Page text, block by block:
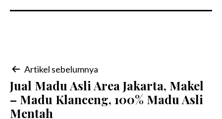
Navigasi
pos
Artikel sebelumnya
Jual Madu Asli Area Jakarta, Makel
– Madu Klanceng, 100% Madu Asli
Mentah